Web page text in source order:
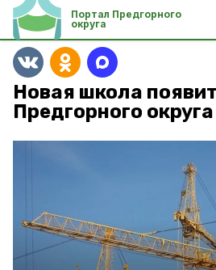
Портал Предгорного
округа
Новая школа
Предгорного округа